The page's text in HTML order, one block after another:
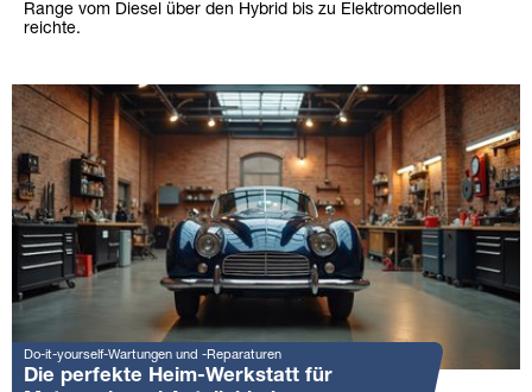
Range vom Diesel über den Hybrid bis zu Elektromodellen
reichte.
Do-it-yourself-Wartungen und -Reparaturen
Die perfekte Heim-Werkstatt für